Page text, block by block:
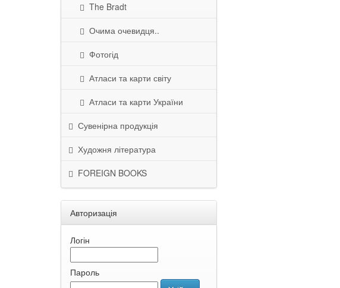
The Bradt
Очима очевидця..
Фотогід
Атласи та карти світу
Атласи та карти України
Сувенірна продукція
Художня література
FOREIGN BOOKS
Авторизація
Логін
Пароль